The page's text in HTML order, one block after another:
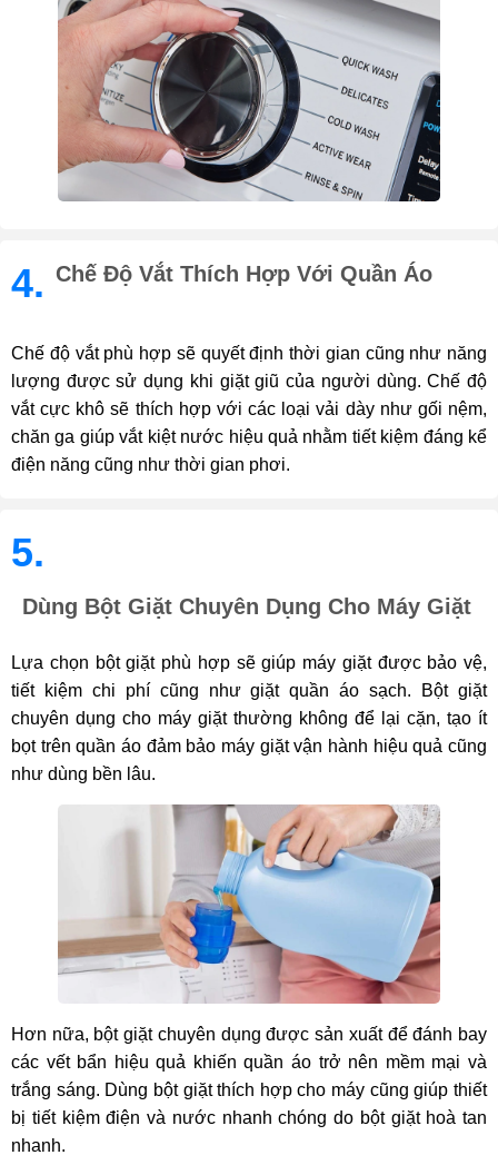
4. Chế Độ Vắt Thích Hợp Với Quần Áo
Chế độ vắt phù hợp sẽ quyết định thời gian cũng như năng
lượng được sử dụng khi giặt giũ của người dùng. Chế độ
vắt cực khô sẽ thích hợp với các loại vải dày như gối nệm,
chăn ga giúp vắt kiệt nước hiệu quả nhằm tiết kiệm đáng kể
điện năng cũng như thời gian phơi.
5.
Dùng Bột Giặt Chuyên Dụng Cho Máy Giặt
Lựa chọn bột giặt phù hợp sẽ giúp máy giặt được bảo vệ,
tiết kiệm chi phí cũng như giặt quần áo sạch. Bột giặt
chuyên dụng cho máy giặt thường không để lại cặn, tạo ít
bọt trên quần áo đảm bảo máy giặt vận hành hiệu quả cũng
như dùng bền lâu.
Hơn nữa, bột giặt chuyên dụng được sản xuất để đánh bay
các vết bẩn hiệu quả khiến quần áo trở nên mềm mại và
trắng sáng. Dùng bột giặt thích hợp cho máy cũng giúp thiết
bị tiết kiệm điện và nước nhanh chóng do bột giặt hoà tan
nhanh.